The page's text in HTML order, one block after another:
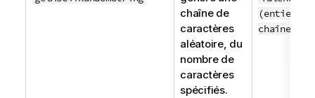
chaîne de
caractères
aléatoire, du
nombre de
caractères
spécifiés.
(entier
chaîne)